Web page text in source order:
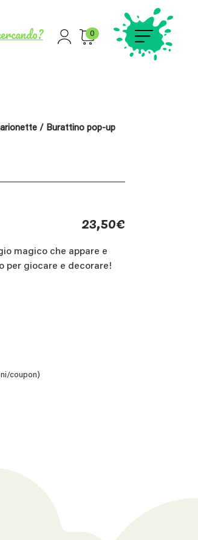
0
/ Burattino pop-up
23,50€
magico che appare e
per giocare e decorare!
coupon)